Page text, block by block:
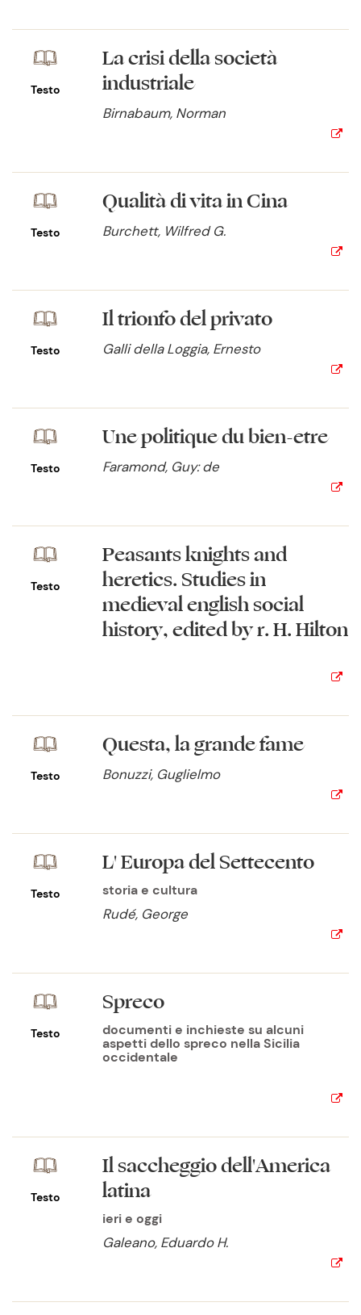
Testo
La crisi della società
industriale
Birnabaum, Norman
Testo
Qualità di vita in Cina
Burchett, Wilfred G.
Testo
Il trionfo del privato
Galli della Loggia, Ernesto
Testo
Une politique du bien-être
Faramond, Guy: de
Testo
Peasants knights and
heretics. Studies in
medieval english social
history, edited by r. H. Hilton
Testo
Questa, la grande fame
Bonuzzi, Guglielmo
Testo
L' Europa del Settecento
storia e cultura
Rudé, George
Testo
Spreco
documenti e inchieste su alcuni
aspetti dello spreco nella Sicilia
occidentale
Testo
Il saccheggio dell'America
latina
ieri e oggi
Galeano, Eduardo H.